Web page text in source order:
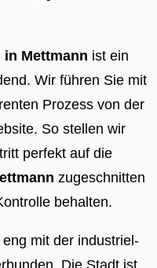
in Mettmann ist ein
Wir führen Sie mit
Prozess von der
So stellen wir
perfekt auf die
zugeschnitten
behalten.
eng mit der indus­tri­el­
Die Stadt ist